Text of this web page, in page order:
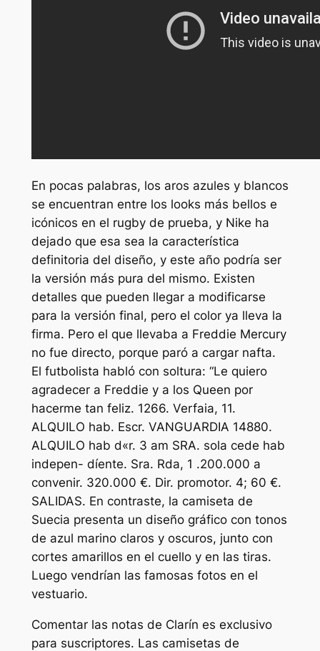
En pocas palabras, los aros azules y blancos
se encuentran entre los looks más bellos e
icónicos en el rugby de prueba, y Nike ha
dejado que esa sea la característica
definitoria del diseño, y este año podría ser
la versión más pura del mismo. Existen
detalles que pueden llegar a modificarse
para la versión final, pero el color ya lleva la
firma. Pero el que llevaba a Freddie Mercury
no fue directo, porque paró a cargar nafta.
El futbolista habló con soltura: “Le quiero
agradecer a Freddie y a los Queen por
hacerme tan feliz. 1266. Verfaia, 11.
ALQUILO hab. Escr. VANGUARDIA 14880.
ALQUILO hab d«r. 3 am SRA. sola cede hab
indepen- díente. Sra. Rda, 1 .200.000 a
convenir. 320.000 €. Dir. promotor. 4; 60 €.
SALIDAS. En contraste, la camiseta de
Suecia presenta un diseño gráfico con tonos
de azul marino claros y oscuros, junto con
cortes amarillos en el cuello y en las tiras.
Luego vendrían las famosas fotos en el
vestuario.
Comentar las notas de Clarín es exclusivo
para suscriptores. Las camisetas de